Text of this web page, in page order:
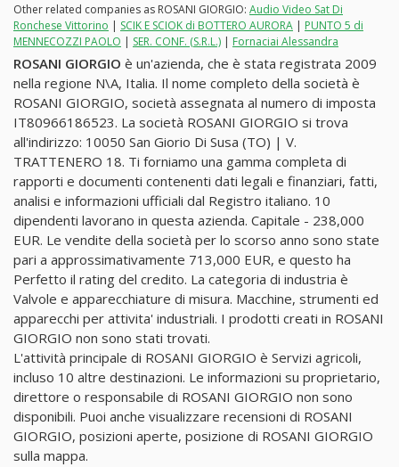
Other related companies as ROSANI GIORGIO: Audio Video Sat Di
Ronchese Vittorino | SCIK E SCIOK di BOTTERO AURORA | PUNTO 5 di
MENNECOZZI PAOLO | SER. CONF. (S.R.L.) | Fornaciai Alessandra
ROSANI GIORGIO è un'azienda, che è stata registrata 2009
nella regione N\A, Italia. Il nome completo della società è
ROSANI GIORGIO, società assegnata al numero di imposta
IT80966186523. La società ROSANI GIORGIO si trova
all'indirizzo: 10050 San Giorio Di Susa (TO) | V.
TRATTENERO 18. Ti forniamo una gamma completa di
rapporti e documenti contenenti dati legali e finanziari, fatti,
analisi e informazioni ufficiali dal Registro italiano. 10
dipendenti lavorano in questa azienda. Capitale - 238,000
EUR. Le vendite della società per lo scorso anno sono state
pari a approssimativamente 713,000 EUR, e questo ha
Perfetto il rating del credito. La categoria di industria è
Valvole e apparecchiature di misura. Macchine, strumenti ed
apparecchi per attivita' industriali. I prodotti creati in ROSANI
GIORGIO non sono stati trovati.
L'attività principale di ROSANI GIORGIO è Servizi agricoli,
incluso 10 altre destinazioni. Le informazioni su proprietario,
direttore o responsabile di ROSANI GIORGIO non sono
disponibili. Puoi anche visualizzare recensioni di ROSANI
GIORGIO, posizioni aperte, posizione di ROSANI GIORGIO
sulla mappa.